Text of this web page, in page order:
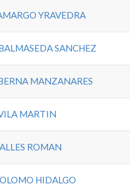
YRAVEDRA
SANCHEZ
MANZANARES
MARTIN
ROMAN
HIDALGO